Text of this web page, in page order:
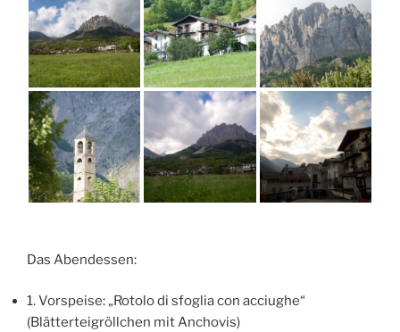
Das Abendessen:
1. Vorspeise: „Rotolo di sfoglia con acciughe“
(Blätterteigröllchen mit Anchovis)